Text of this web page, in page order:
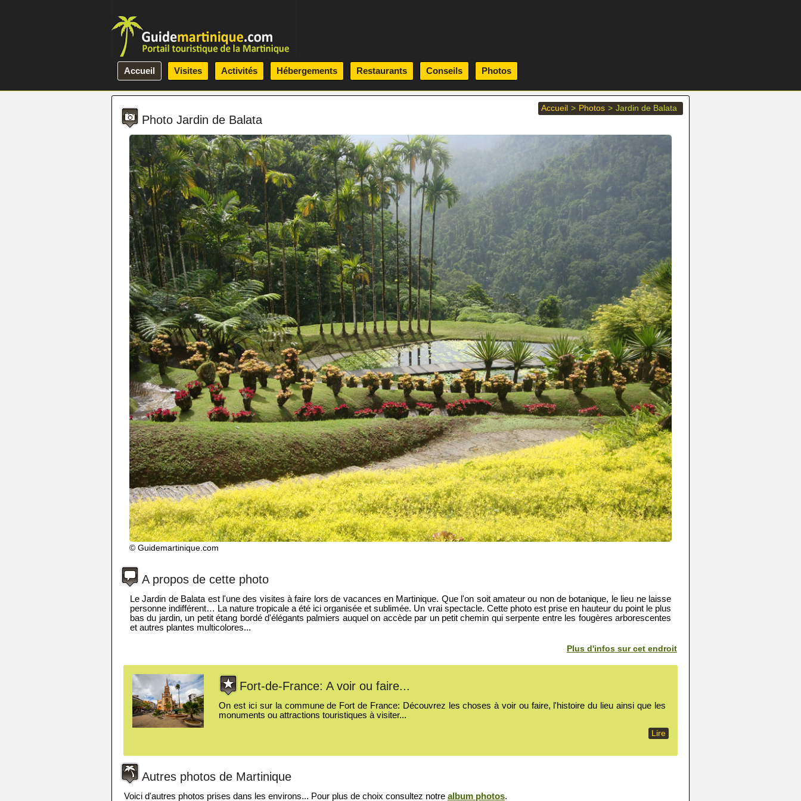
Accueil Visites Activités Hébergements Restaurants Conseils Photos
Photo Jardin de Balata
Accueil > Photos > Jardin de Balata
© Guidemartinique.com
A propos de cette photo
Le Jardin de Balata est l'une des visites à faire lors de vacances en Martinique. Que l'on soit amateur ou non de botanique, le lieu ne laisse
personne indifférent… La nature tropicale a été ici organisée et sublimée. Un vrai spectacle. Cette photo est prise en hauteur du point le plus
bas du jardin, un petit étang bordé d'élégants palmiers auquel on accède par un petit chemin qui serpente entre les fougères arborescentes
et autres plantes multicolores...
Plus d'infos sur cet endroit
Fort-de-France: A voir ou faire...
On est ici sur la commune de Fort de France: Découvrez les choses à voir ou faire, l'histoire du lieu ainsi que les
monuments ou attractions touristiques à visiter...
Lire
Autres photos de Martinique
Voici d'autres photos prises dans les environs... Pour plus de choix consultez notre album photos.